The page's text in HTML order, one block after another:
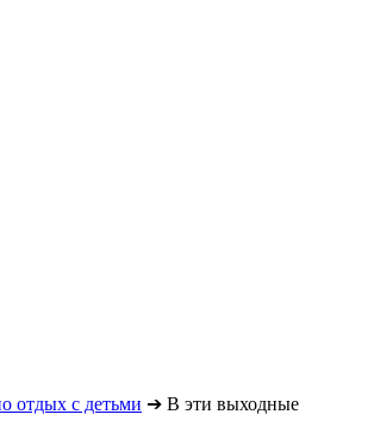
отдых с детьми ➔ В эти выходные